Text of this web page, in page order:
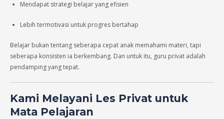
Mendapat strategi belajar yang efisien
Lebih termotivasi untuk progres bertahap
Belajar bukan tentang seberapa cepat anak memahami materi, tapi
seberapa konsisten ia berkembang. Dan untuk itu, guru privat adalah
pendamping yang tepat.
Kami Melayani Les Privat untuk
Mata Pelajaran